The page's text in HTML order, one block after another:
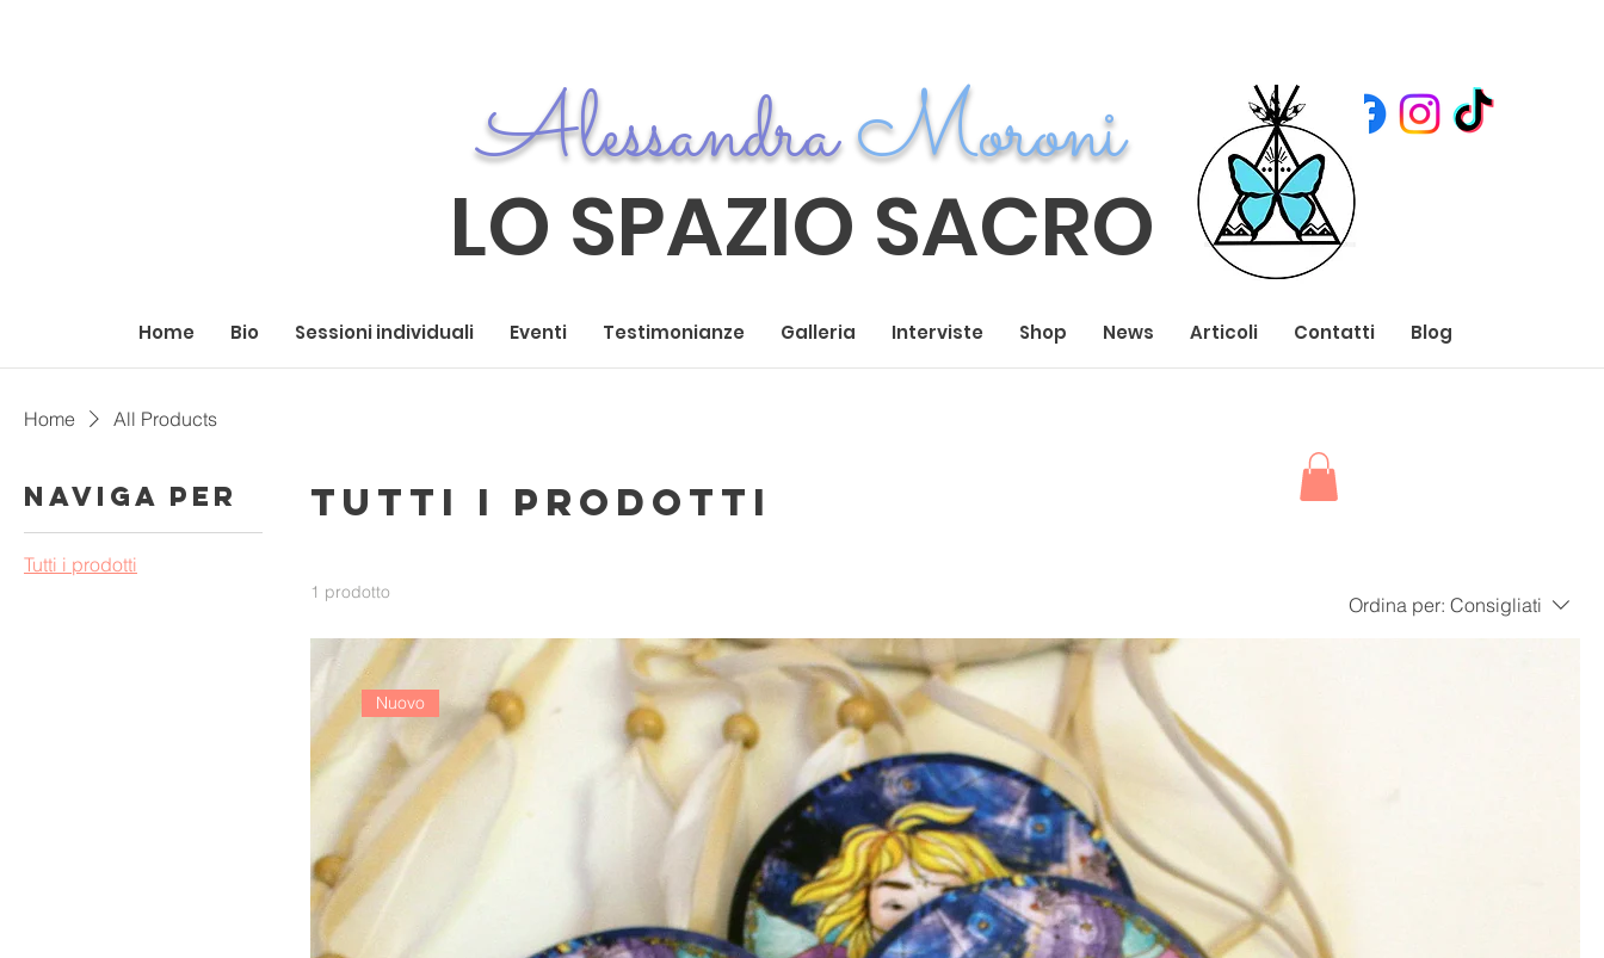
LO SPAZIO SACRO
AlessandraMoroni
Home Bio Sessioni individuali Eventi Testimonianze Galleria Interviste Shop News Articoli Contatti Blog
Home All Products
Naviga per
Tutti i prodotti
Tutti i prodotti
1 prodotto
Ordina per: Consigliati
Nuovo